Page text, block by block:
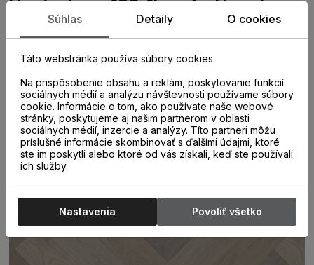
Herringbone 130, 1lam, šedá,mat.
lak,kartáč,4V,1WC000014
Drevená trojvrstvová dubová parketa so vzorom
tvorí mikro škáry medzi jednotlivými dielmi. Povrch podlahy
s malým množstvom hrčí je kefovaný, farbený do svetlého
odtieňa a ošetrený matným lakom.
Súhlas Detaily O cookies
Táto webstránka používa súbory cookies
Na prispôsobenie obsahu a reklám, poskytovanie funkcií
sociálnych médií a analýzu návštevnosti používame súbory
cookie. Informácie o tom, ako používate naše webové
stránky, poskytujeme aj našim partnerom v oblasti
sociálnych médií, inzercie a analýzy. Títo partneri môžu
príslušné informácie skombinovať s ďalšími údajmi, ktoré
ste im poskytli alebo ktoré od vás získali, keď ste používali
ich služby.
Nastavenia Povoliť všetko